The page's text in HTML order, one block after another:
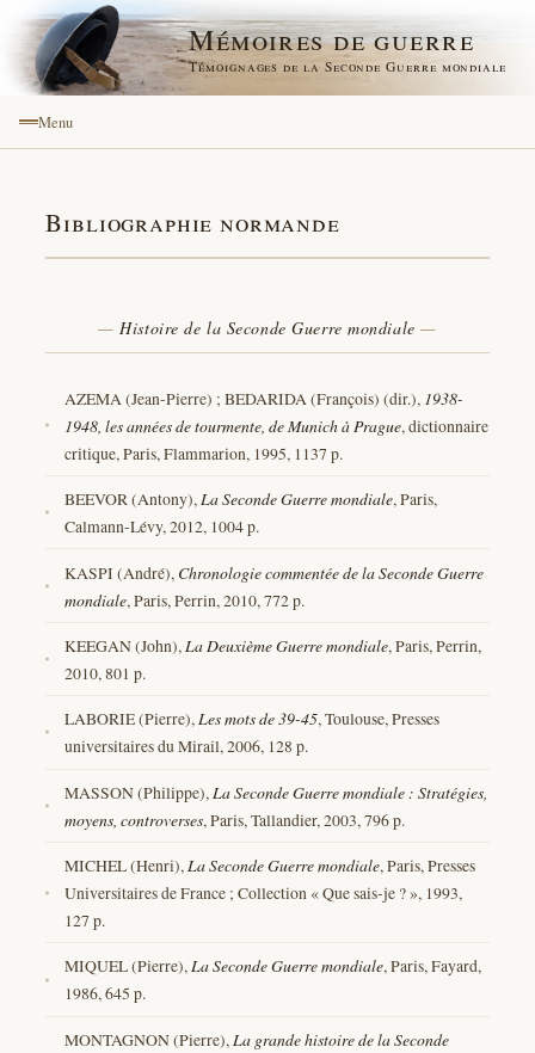
Mémoires de guerre
Témoignages de la Seconde Guerre mondiale
Menu
Bibliographie normande
Histoire de la Seconde Guerre mondiale
AZEMA (Jean-Pierre) ; BEDARIDA (François) (dir.), 1938-
1948, les années de tourmente, de Munich à Prague, dictionnaire
critique, Paris, Flammarion, 1995, 1137 p.
BEEVOR (Antony),La Seconde Guerre mondiale, Paris,
Calmann-Lévy, 2012, 1004 p.
KASPI (André), Chronologie commentée de la Seconde Guerre
mondiale, Paris, Perrin, 2010, 772 p.
KEEGAN (John),La Deuxième Guerre mondiale, Paris, Perrin,
2010, 801 p.
LABORIE (Pierre),Les mots de 39-45, Toulouse, Presses
universitaires du Mirail, 2006, 128 p.
MASSON (Philippe),La Seconde Guerre mondiale : Stratégies,
moyens, controverses, Paris, Tallandier, 2003, 796 p.
MICHEL (Henri),La Seconde Guerre mondiale, Paris, Presses
Universitaires de France ; Collection « Que sais-je ? », 1993,
127 p.
MIQUEL (Pierre),La Seconde Guerre mondiale, Paris, Fayard,
1986, 645 p.
MONTAGNON (Pierre),La grande histoire de la Seconde